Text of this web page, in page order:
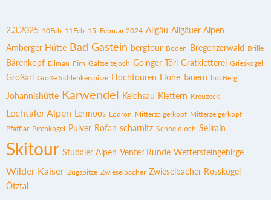
2.3.2025 10Feb 11Feb 15. Februar 2024 Allgäu Allgäuer Alpen
Amberger Hütte Bad Gastein bergtour Boden Bregenzerwald Brille
Bärenkopf Ellmau Firn Galtseitejoch Goinger Törl Gratkletterei Grieskogel
Großarl Große Schlenkerspitze Hochtouren Hohe Tauern höcBerg
Johannishütte Karwendel Kelchsau Klettern Kreuzeck
Lechtaler Alpen Lermoos Lodron Mitterzaigerkopf Mitterzeigerkopf
Pfafflar Pirchkogel Pulver Rofan scharnitz Schneidjoch Sellrain
Skitour Stubaier Alpen Venter Runde Wettersteingebirge
Wilder Kaiser Zugspitze Zwieselbacher Zwieselbacher Rosskogel
Ötztal